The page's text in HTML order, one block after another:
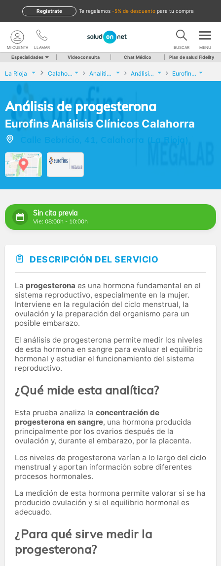
te regalamos -5% de descuento para tu compra
Regístrate
LLAMAR
MI CUENTA BUSCAR MENU
Especialidades Videoconsulta Chat Médico Plan de salud Fidelity
La Rioja Calahorra Analíticas y Genética Análisis de progesterona Eurofins Análisis Clínicos Calahorra
Análisis de progesterona
Eurofins Análisis Clínicos Calahorra
Calle Bebricio, 41, Calahorra (La Rioja)
Sin cita previa
Vie: 08:00h - 10:00h
DESCRIPCIÓN DEL SERVICIO
La progesterona es una hormona fundamental en el
sistema reproductivo, especialmente en la mujer.
Interviene en la regulación del ciclo menstrual, la
ovulación y la preparación del organismo para un
posible embarazo.
El análisis de progesterona permite medir los niveles
de esta hormona en sangre para evaluar el equilibrio
hormonal y estudiar el funcionamiento del sistema
reproductivo.
¿Qué mide esta analítica?
Esta prueba analiza la concentración de
progesterona en sangre, una hormona producida
principalmente por los ovarios después de la
ovulación y, durante el embarazo, por la placenta.
Los niveles de progesterona varían a lo largo del ciclo
menstrual y aportan información sobre diferentes
procesos hormonales.
La medición de esta hormona permite valorar si se ha
producido ovulación y si el equilibrio hormonal es
adecuado.
¿Para qué sirve medir la
progesterona?